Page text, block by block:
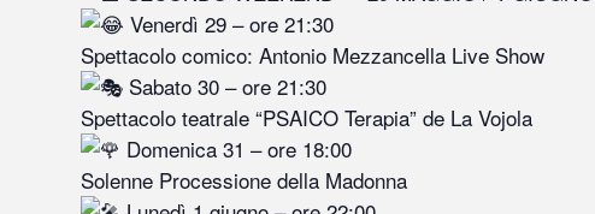
Venerdì 29 – ore 21:30
Spettacolo comico: Antonio Mezzancella Live Show
Sabato 30 – ore 21:30
Spettacolo teatrale “PSAICO Terapia” de La Vojola
Domenica 31 – ore 18:00
Solenne Processione della Madonna